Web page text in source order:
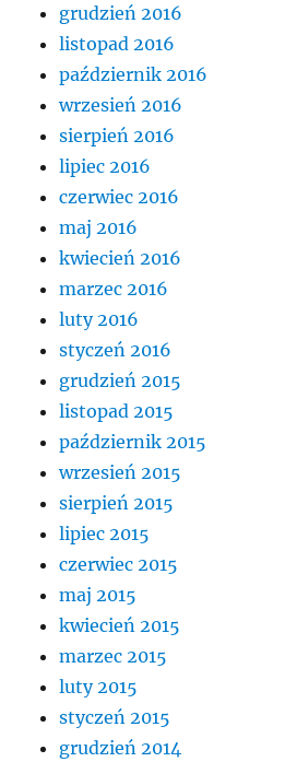
grudzień 2016
listopad 2016
październik 2016
wrzesień 2016
sierpień 2016
lipiec 2016
czerwiec 2016
maj 2016
kwiecień 2016
marzec 2016
luty 2016
styczeń 2016
grudzień 2015
listopad 2015
październik 2015
wrzesień 2015
sierpień 2015
lipiec 2015
czerwiec 2015
maj 2015
kwiecień 2015
marzec 2015
luty 2015
styczeń 2015
grudzień 2014